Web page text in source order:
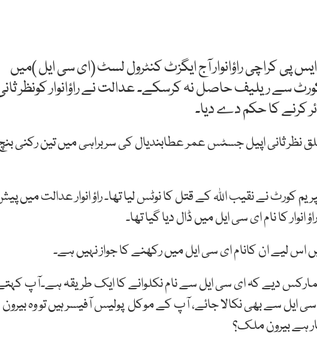
پی کراچی راؤانوار آج ایگزٹ کنٹرول لسٹ (ای سی ایل )میں
سے ریلیف حاصل نہ کرسکے۔ عدالت نے راؤانوار کونظر
کرنے کا حکم دے دیا۔
نظر ثانی اپیل جسٹس عمر عطابندیال کی سربراہی میں تین رکنی
کورٹ نے نقیب اللہ کے قتل کا نوٹس لیا تھا۔ راؤ انوار عدالت میں
کا نام ای سی ایل میں ڈال دیا گیا تھا۔
لیے ان کانام ای سی ایل میں رکھنے کا جواز نہیں ہے۔
دیے کہ ای سی ایل سے نام نکلوانے کا ایک طریقہ ہے۔آپ
ایل سے بھی نکالا جائے، آپ کے موکل پولیس آفیسر ہیں تو وہ بیرون
ہے بیرون ملک؟